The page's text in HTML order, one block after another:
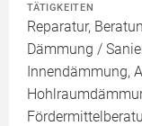
TÄTIGKEITEN
Reparatur,
Dämmung /
Innendämmung,